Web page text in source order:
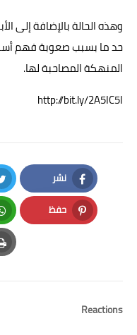
وهذه الحالة بالإضافة إلى
حد ما بسبب صعوبة فهم
المنهكة المصاحبة لها.
http://bit.ly/2A5IC5I
نشر
Facebook
حفظ
Pinterest
Reactions